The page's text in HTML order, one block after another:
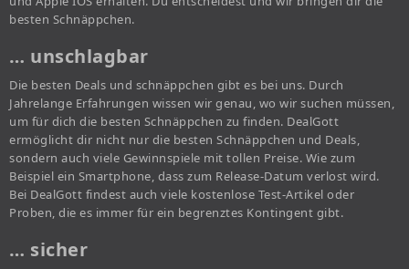
besten Schnäppchen.
… unschlagbar
Die besten Deals und schnäppchen gibt es bei uns. Durch
Jahrelange Erfahrungen wissen wir genau, wo wir suchen müssen,
um für dich die besten Schnäppchen zu finden. DealGott
ermöglicht dir nicht nur die besten Schnäppchen und Deals,
sondern auch viele Gewinnspiele mit tollen Preise. Wie zum
Beispiel ein Smartphone, dass zum Release-Datum verlost wird.
Bei DealGott findest auch viele kostenlose Test-Artikel oder
Proben, die es immer für ein begrenztes Kontingent gibt.
… sicher